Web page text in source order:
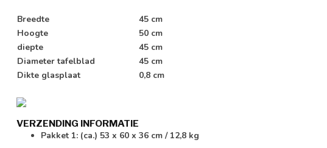
Breedte
45 cm
Hoogte
50 cm
diepte
45 cm
Diameter tafelblad
45 cm
Dikte glasplaat
0,8 cm
VERZENDING INFORMATIE
Pakket 1: (ca.) 53 x 60 x 36 cm / 12,8 kg